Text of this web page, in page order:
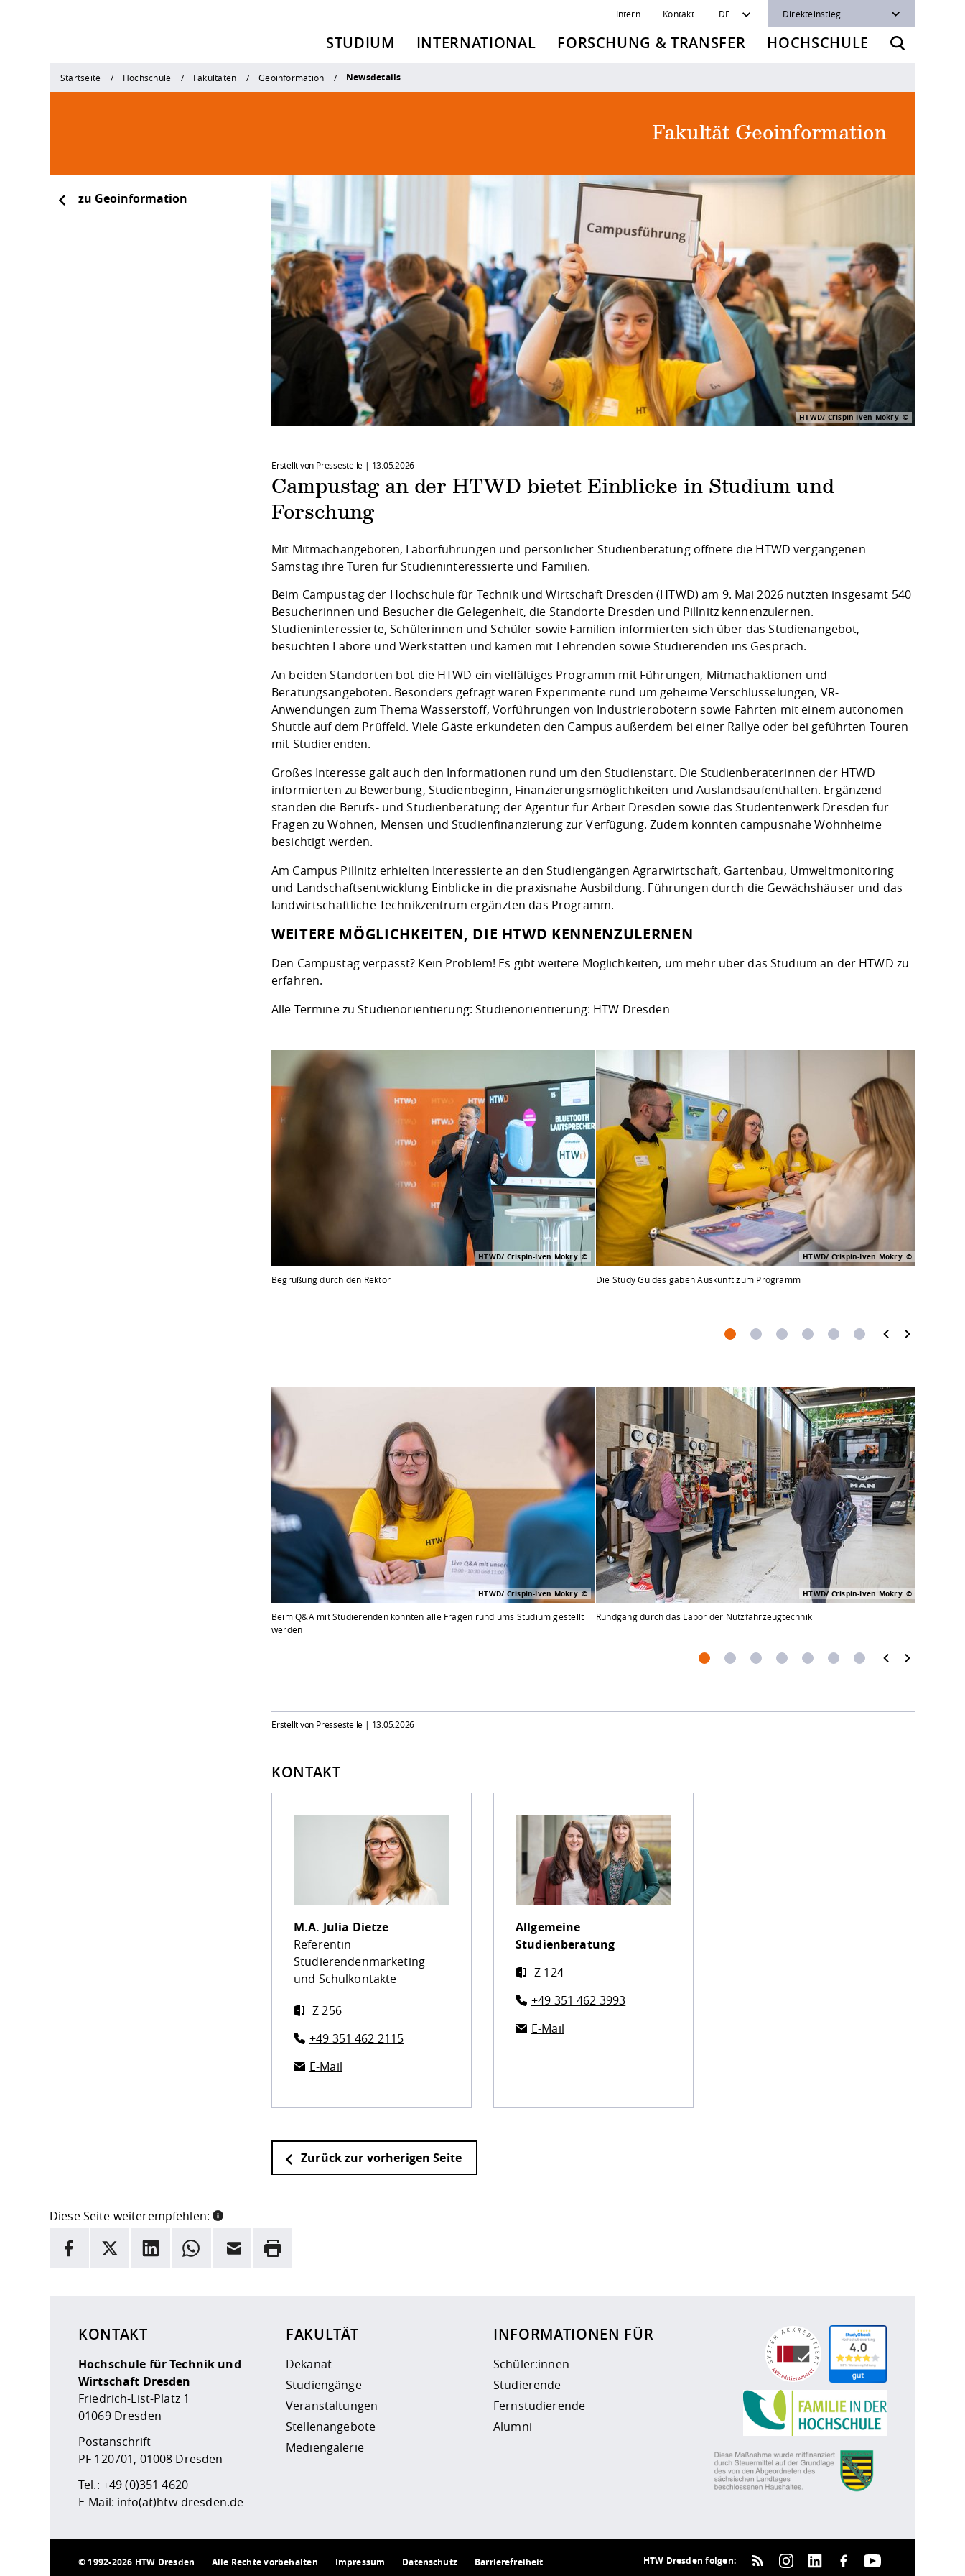
Intern Kontakt DE Direkteinstieg
STUDIUM INTERNATIONAL FORSCHUNG & TRANSFER HOCHSCHULE
Startseite Hochschule Fakultäten Geoinformation Newsdetails
Fakultät Geoinformation
zu Geoinformation
HTWD/ Crispin-Iven Mokry
Erstellt von Pressestelle | 13.05.2026
Campustag an der HTWD bietet Einblicke in Studium und
Forschung
Mit Mitmachangeboten, Laborführungen und persönlicher Studienberatung öffnete die HTWD vergangenen
Samstag ihre Türen für Studieninteressierte und Familien.
Beim Campustag der Hochschule für Technik und Wirtschaft Dresden (HTWD) am 9. Mai 2026 nutzten insgesamt 540
Besucherinnen und Besucher die Gelegenheit, die Standorte Dresden und Pillnitz kennenzulernen.
Studieninteressierte, Schülerinnen und Schüler sowie Familien informierten sich über das Studienangebot,
besuchten Labore und Werkstätten und kamen mit Lehrenden sowie Studierenden ins Gespräch.
An beiden Standorten bot die HTWD ein vielfältiges Programm mit Führungen, Mitmachaktionen und
Beratungsangeboten. Besonders gefragt waren Experimente rund um geheime Verschlüsselungen, VR-
Anwendungen zum Thema Wasserstoff, Vorführungen von Industrierobotern sowie Fahrten mit einem autonomen
Shuttle auf dem Prüffeld. Viele Gäste erkundeten den Campus außerdem bei einer Rallye oder bei geführten Touren
mit Studierenden.
Großes Interesse galt auch den Informationen rund um den Studienstart. Die Studienberaterinnen der HTWD
informierten zu Bewerbung, Studienbeginn, Finanzierungsmöglichkeiten und Auslandsaufenthalten. Ergänzend
standen die Berufs- und Studienberatung der Agentur für Arbeit Dresden sowie das Studentenwerk Dresden für
Fragen zu Wohnen, Mensen und Studienfinanzierung zur Verfügung. Zudem konnten campusnahe Wohnheime
besichtigt werden.
Am Campus Pillnitz erhielten Interessierte an den Studiengängen Agrarwirtschaft, Gartenbau, Umweltmonitoring
und Landschaftsentwicklung Einblicke in die praxisnahe Ausbildung. Führungen durch die Gewächshäuser und das
landwirtschaftliche Technikzentrum ergänzten das Programm.
WEITERE MÖGLICHKEITEN, DIE HTWD KENNENZULERNEN
Den Campustag verpasst? Kein Problem! Es gibt weitere Möglichkeiten, um mehr über das Studium an der HTWD zu
erfahren.
Alle Termine zu Studienorientierung:Studienorientierung: HTW Dresden
HTWD/ Crispin-Iven Mokry
Begrüßung durch den Rektor
HTWD/ Crispin-Iven Mokry
Die Study Guides gaben Auskunft zum Programm
HTWD/ Crispin-Iven Mokry
Beim Q&A mit Studierenden konnten alle Fragen rund ums Studium gestellt
werden
HTWD/ Crispin-Iven Mokry
Rundgang durch das Labor der Nutzfahrzeugtechnik
Erstellt von Pressestelle | 13.05.2026
KONTAKT
M.A. Julia Dietze
Referentin
Studierendenmarketing
und Schulkontakte
Z 256
+49 351 462 2115
E-Mail
Allgemeine
Studienberatung
Z 124
+49 351 462 3993
E-Mail
Zurück zur vorherigen Seite
Diese Seite weiterempfehlen:
INFORMATION
Facebook
X LinkedInWhatsappE-Mail Drucken
KONTAKT
Hochschule für Technik und
Wirtschaft Dresden
Friedrich-List-Platz 1
01069 Dresden
Postanschrift
PF 120701, 01008 Dresden
Tel.: +49 (0)351 4620
E-Mail: info(at)htw-dresden.de
FAKULTÄT
Dekanat
Studiengänge
Veranstaltungen
Stellenangebote
Mediengalerie
INFORMATIONEN FÜR
Schüler:innen
Studierende
Fernstudierende
Alumni
© 1992-2026 HTW Dresden Alle Rechte vorbehalten Impressum Datenschutz Barrierefreiheit HTW Dresden folgen: